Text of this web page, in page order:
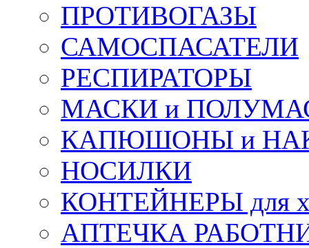
ПРОТИВОГАЗЫ
САМОСПАСАТЕЛИ
РЕСПИРАТОРЫ
МАСКИ и
КАПЮШОНЫ и
НОСИЛКИ
КОНТЕЙНЕРЫ для
АПТЕЧКА